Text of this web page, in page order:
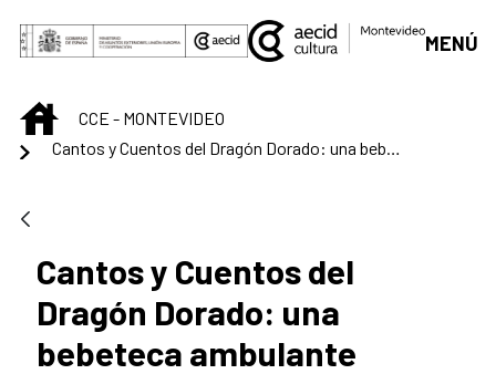
Skip to Main Content
MENÚ
INICIOCCE - MONTEVIDEO
Cantos y Cuentos del Dragón Dorado: una bebeteca ambulante
Cantos y Cuentos del
Dragón Dorado: una
bebeteca ambulante